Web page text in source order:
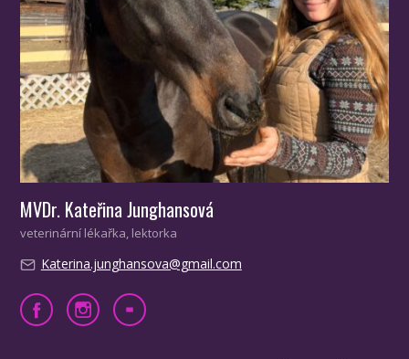
MVDr. Kateřina Junghansová
veterinární lékařka, lektorka
Katerina.junghansova@gmail.com